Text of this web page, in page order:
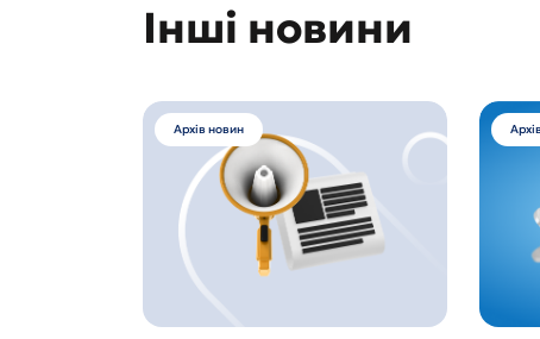
Інші новини
Архів новин